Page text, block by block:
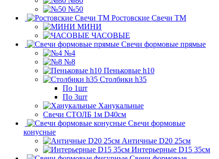
№50
Ростовские Свечи ТМ
МИНИ
ЧАСОВЫЕ
Свечи формовые прямые
№4
№8
Пеньковые h10
Столбики h35
По 1шт
По 3шт
Ханукальные
Свечи СТОЛБ 1м D40см
Свечи формовые
конусные
Античные D20 25см
Интерьерные D15 35см